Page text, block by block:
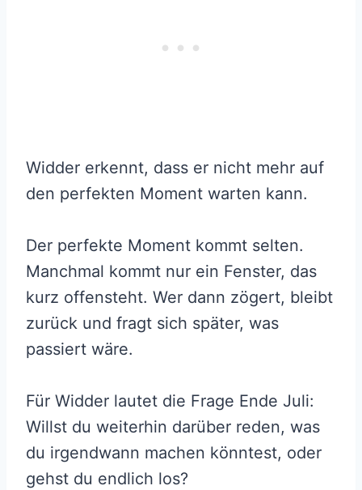
Widder erkennt, dass er nicht mehr auf
den perfekten Moment warten kann.
Der perfekte Moment kommt selten.
Manchmal kommt nur ein Fenster, das
kurz offensteht. Wer dann zögert, bleibt
zurück und fragt sich später, was
passiert wäre.
Für Widder lautet die Frage Ende Juli:
Willst du weiterhin darüber reden, was
du irgendwann machen könntest, oder
gehst du endlich los?